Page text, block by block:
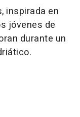
inspirada en
jóvenes de
durante un